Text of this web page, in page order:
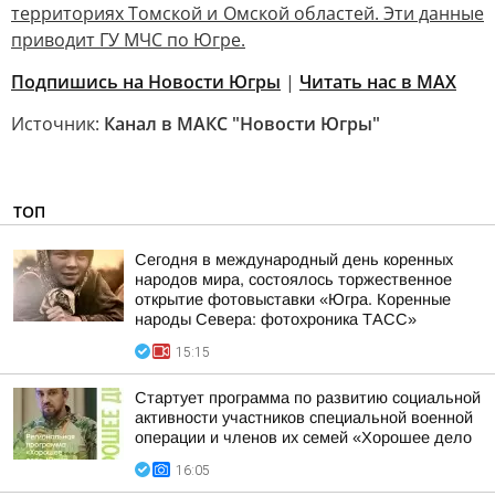
территориях Томской и Омской областей. Эти данные
приводит ГУ МЧС по Югре.
Подпишись на Новости Югры | Читать нас в MAX
Источник: Канал в МАКС "Новости Югры"
ТОП
Сегодня в международный день коренных
народов мира, состоялось торжественное
открытие фотовыставки «Югра. Коренные
народы Севера: фотохроника ТАСС»
15:15
Стартует программа по развитию социальной
активности участников специальной военной
операции и членов их семей «Хорошее дело
16:05